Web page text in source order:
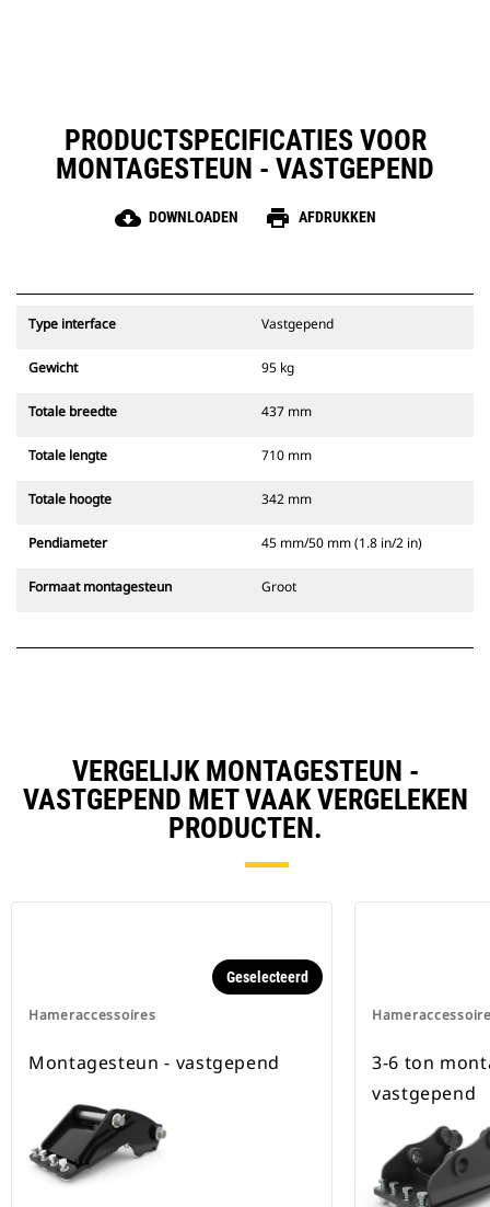
PRODUCTSPECIFICATIES VOOR
MONTAGESTEUN - VASTGEPEND
cloud_download DOWNLOADEN print AFDRUKKEN
Type interface Vastgepend
Gewicht 95 kg
Totale breedte 437 mm
Totale lengte 710 mm
Totale hoogte 342 mm
Pendiameter 45 mm/50 mm (1.8 in/2 in)
Formaat montagesteun Groot
VERGELIJK MONTAGESTEUN -
VASTGEPEND MET VAAK VERGELEKEN
PRODUCTEN.
Hameraccessoires
Geselecteerd
Montagesteun - vastgepend
3-6 ton
vastgepend